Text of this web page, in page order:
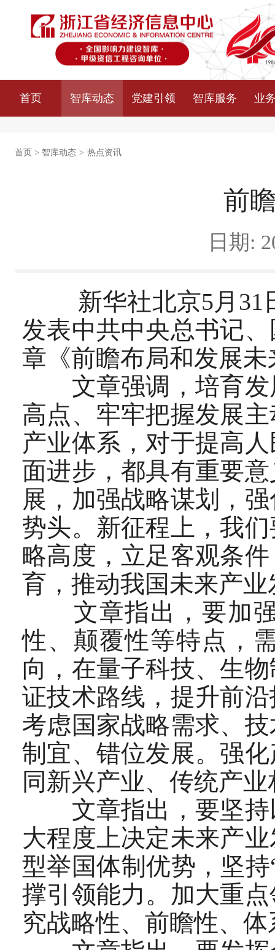
首页 智库动态 党建引领 智库服务 业
首页 > 智库动态 > 热点资讯
前
日期:
新华社北京5月31日
发表中共中央总书记
章《前瞻布局和发展
文章强调，培育发
高点、牢牢把握发展
产业体系，对于提高
面进步，都具有重要
展，加强战略谋划，
势头。新征程上，我
略高度，立足客观条
育，推动我国未来产
文章指出，要加强
性、颠覆性等特点，
向，在量子科技、生
证技术路线，提升前
考虑国家战略需求、
制宜、错位发展。强
同新兴产业、传统产
文章指出，要坚持
大程度上决定未来产
型举国体制优势，坚
撑引领能力。加大重
究战略性、前瞻性、